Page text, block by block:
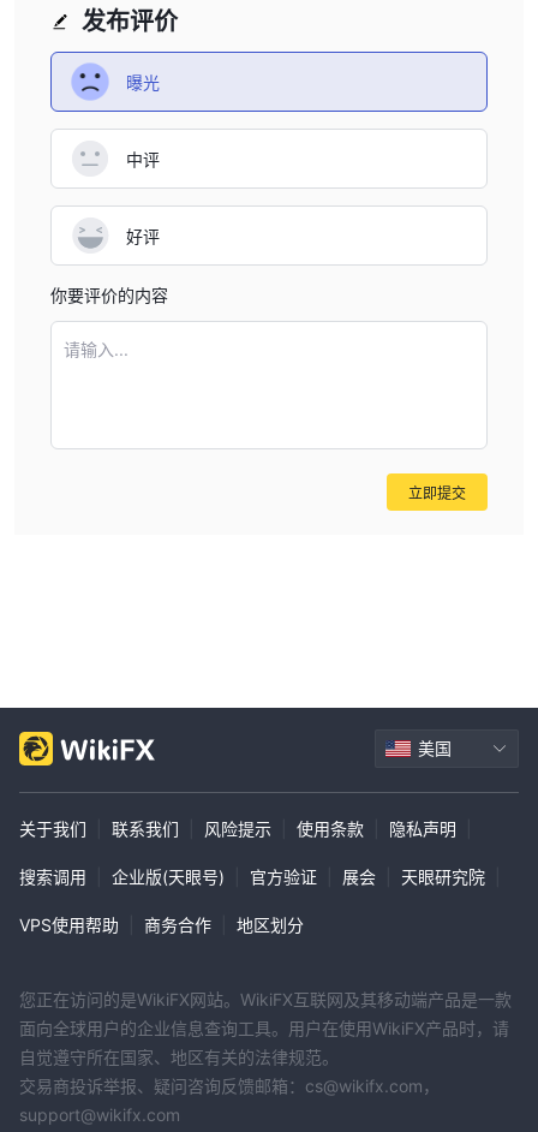
发布评价
曝光
中评
好评
你要评价的内容
请输入...
立即提交
美国
关于我们 联系我们 风险提示 使用条款 隐私声明
搜索调用 企业版(天眼号) 官方验证 展会 天眼研究院
VPS使用帮助 商务合作 地区划分
您正在访问的是WikiFX网站。WikiFX互联网及其移动端产品是一款
面向全球用户的企业信息查询工具。用户在使用WikiFX产品时，请
自觉遵守所在国家、地区有关的法律规范。
交易商投诉举报、疑问咨询反馈邮箱：cs@wikifx.com，
support@wikifx.com